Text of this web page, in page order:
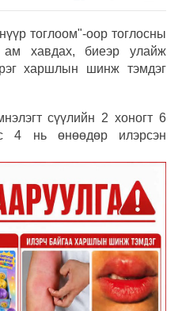
тоглоом"-оор тоглосны
ам хавдах, биеэр улайж
харшлын шинж тэмдэг
сүүлийн 2 хоногт 6
4 нь өнөөдөр илэрсэн